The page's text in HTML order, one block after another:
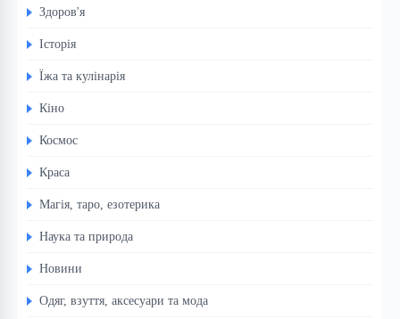
Здоров'я
Історія
Їжа та кулінарія
Кіно
Космос
Краса
Магія, таро, езотерика
Наука та природа
Новини
Одяг, взуття, аксесуари та мода